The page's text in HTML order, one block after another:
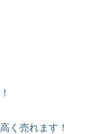
く売れます！